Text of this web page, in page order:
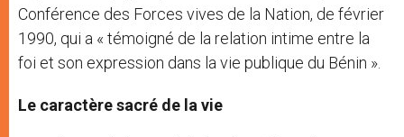
Conférence des Forces vives de la Nation, de février
1990, qui a « témoigné de la relation intime entre la
foi et son expression dans la vie publique du Bénin ».
Le caractère sacré de la vie